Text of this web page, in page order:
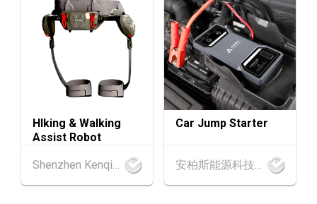
SEP
香港贸发局香港钟表展 2026 (香港会议展览中
心)
02.09.2026 - 05.09.2026
香港国际时尚汇展 2026 (香港会议展览中心)
SEP
09.09.2026 - 10.09.2026
一带一路高峰论坛2026
9
SEP
香港
09.09.2026
HIking & Walking
Assist Robot
Shenzhen Kenqing Technology Co., Ltd.
Car Jump Starter
安柏斯能源科技有限公司